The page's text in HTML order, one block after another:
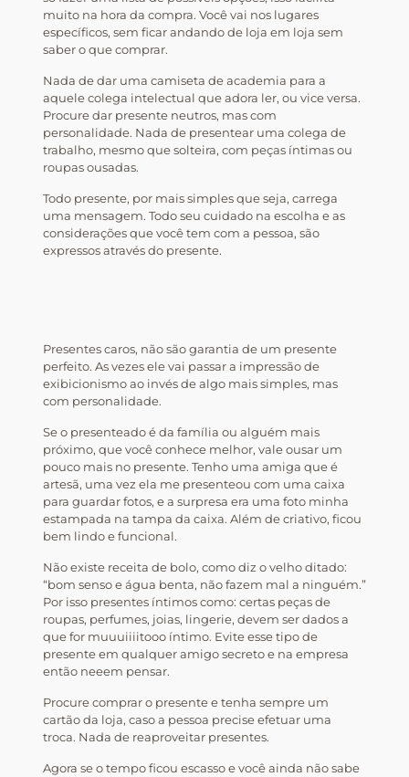
muito na hora da compra. Você vai nos lugares
específicos, sem ficar andando de loja em loja sem
saber o que comprar.
Nada de dar uma camiseta de academia para a
aquele colega intelectual que adora ler, ou vice versa.
Procure dar presente neutros, mas com
personalidade. Nada de presentear uma colega de
trabalho, mesmo que solteira, com peças íntimas ou
roupas ousadas.
Todo presente, por mais simples que seja, carrega
uma mensagem. Todo seu cuidado na escolha e as
considerações que você tem com a pessoa, são
expressos através do presente.
Presentes caros, não são garantia de um presente
perfeito. As vezes ele vai passar a impressão de
exibicionismo ao invés de algo mais simples, mas
com personalidade.
Se o presenteado é da família ou alguém mais
próximo, que você conhece melhor, vale ousar um
pouco mais no presente. Tenho uma amiga que é
artesã, uma vez ela me presenteou com uma caixa
para guardar fotos, e a surpresa era uma foto minha
estampada na tampa da caixa. Além de criativo, ficou
bem lindo e funcional.
Não existe receita de bolo, como diz o velho ditado:
“bom senso e água benta, não fazem mal a ninguém.”
Por isso presentes íntimos como: certas peças de
roupas, perfumes, joias, lingerie, devem ser dados a
que for muuuiiiitooo íntimo. Evite esse tipo de
presente em qualquer amigo secreto e na empresa
então neeem pensar.
Procure comprar o presente e tenha sempre um
cartão da loja, caso a pessoa precise efetuar uma
troca. Nada de reaproveitar presentes.
Agora se o tempo ficou escasso e você ainda não sabe